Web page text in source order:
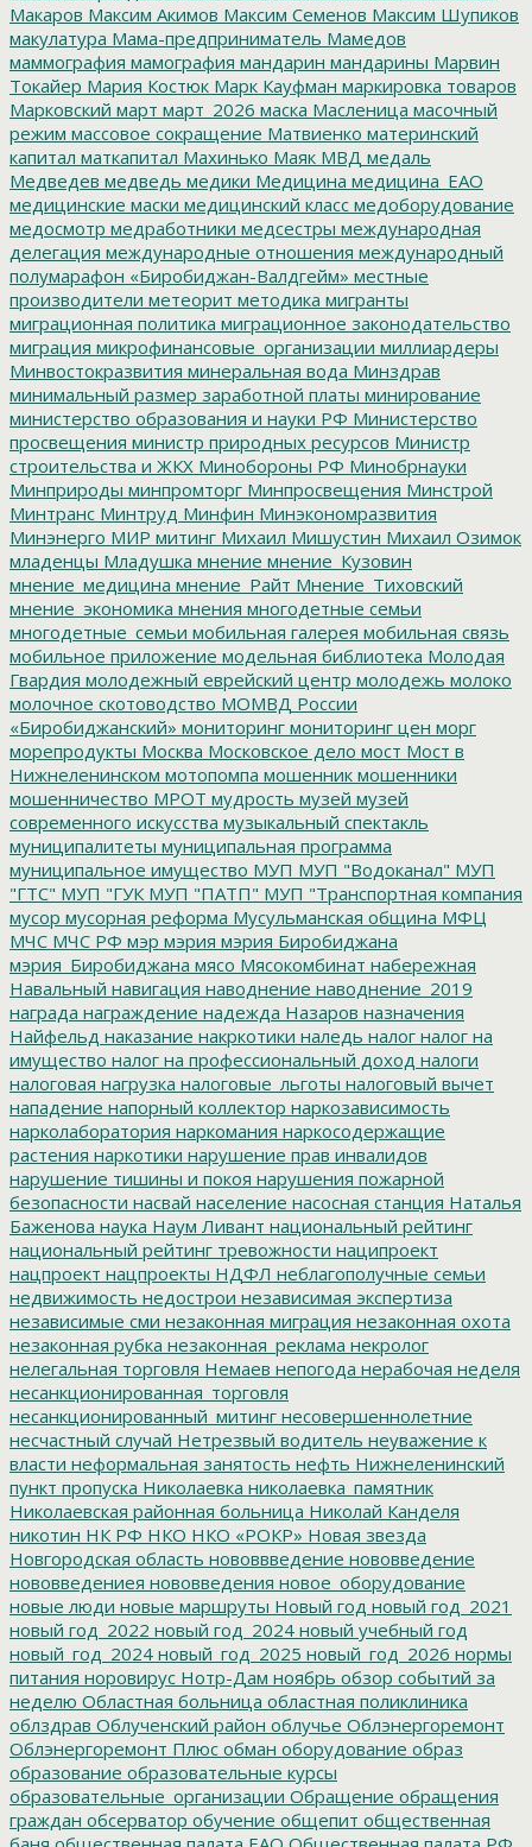
Макаров Максим Акимов Максим Семенов Максим Шупиков
макулатура Мама-предприниматель Мамедов
маммография мамография мандарин мандарины Марвин
Токайер Мария Костюк Марк Кауфман маркировка товаров
Марковский март март_2026 маска Масленица масочный
режим массовое сокращение Матвиенко материнский
капитал маткапитал Махинько Маяк МВД медаль
Медведев медведь медики Медицина медицина_ЕАО
медицинские маски медицинский класс медоборудование
медосмотр медработники медсестры международная
делегация международные отношения международный
полумарафон «Биробиджан-Валдгейм» местные
производители метеорит методика мигранты
миграционная политика миграционное законодательство
миграция микрофинансовые_организации миллиардеры
Минвостокразвития минеральная вода Минздрав
минимальный размер заработной платы минирование
министерство образования и науки РФ Министерство
просвещения министр природных ресурсов Министр
строительства и ЖКХ Минобороны РФ Минобрнауки
Минприроды минпромторг Минпросвещения Минстрой
Минтранс Минтруд Минфин Минэкономразвития
Минэнерго МИР митинг Михаил Мишустин Михаил Озимок
младенцы Младушка мнение мнение_Кузовин
мнение_медицина мнение_Райт Мнение_Тиховский
мнение_экономика мнения многодетные семьи
многодетные_семьи мобильная галерея мобильная связь
мобильное приложение модельная библиотека Молодая
Гвардия молодежный еврейский центр молодежь молоко
молочное скотоводство МОМВД России
«Биробиджанский» мониторинг мониторинг цен морг
морепродукты Москва Московское дело мост Мост в
Нижнеленинском мотопомпа мошенник мошенники
мошенничество МРОТ мудрость музей музей
современного искусства музыкальный спектакль
муниципалитеты муниципальная программа
муниципальное имущество МУП МУП "Водоканал" МУП
"ГТС" МУП "ГУК МУП "ПАТП" МУП "Транспортная компания
мусор мусорная реформа Мусульманская община МФЦ
МЧС МЧС РФ мэр мэрия мэрия Биробиджана
мэрия_Биробиджана мясо Мясокомбинат набережная
Навальный навигация наводнение наводнение_2019
награда награждение надежда Назаров назначения
Найфельд наказание накркотики наледь налог налог на
имущество налог на профессиональный доход налоги
налоговая нагрузка налоговые_льготы налоговый вычет
нападение напорный коллектор наркозависимость
нарколаборатория наркомания наркосодержащие
растения наркотики нарушение прав инвалидов
нарушение тишины и покоя нарушения пожарной
безопасности насвай население насосная станция Наталья
Баженова наука Наум Ливант национальный рейтинг
национальный рейтинг тревожности наципроект
нацпроект нацпроекты НДФЛ неблагополучные семьи
недвижимость недострои независимая экспертиза
независимые сми незаконная миграция незаконная охота
незаконная рубка незаконная_реклама некролог
нелегальная торговля Немаев непогода нерабочая неделя
несанкционированная_торговля
несанкционированный_митинг несовершеннолетние
несчастный случай Нетрезвый водитель неуважение к
власти неформальная занятость нефть Нижнеленинский
пункт пропуска Николаевка николаевка_памятник
Николаевская районная больница Николай Канделя
никотин НК РФ НКО НКО «РОКР» Новая звезда
Новгородская область нововвведение нововведение
нововведениея нововведения новое_оборудование
новые люди новые маршруты Новый год новый год_2021
новый год_2022 новый год_2024 новый учебный год
новый_год_2024 новый_год_2025 новый_год_2026 нормы
питания норовирус Нотр-Дам ноябрь обзор событий за
неделю Областная больница областная поликлиника
облздрав Облученский район облучье Облэнергоремонт
Облэнергоремонт Плюс обман оборудование образ
образование образовательные курсы
образовательные_организации Обращение обращения
граждан обсерватор обучение общепит общественная